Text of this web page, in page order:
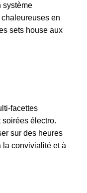
système
en
sets house aux
électro.
sur des heures
la convivialité et à